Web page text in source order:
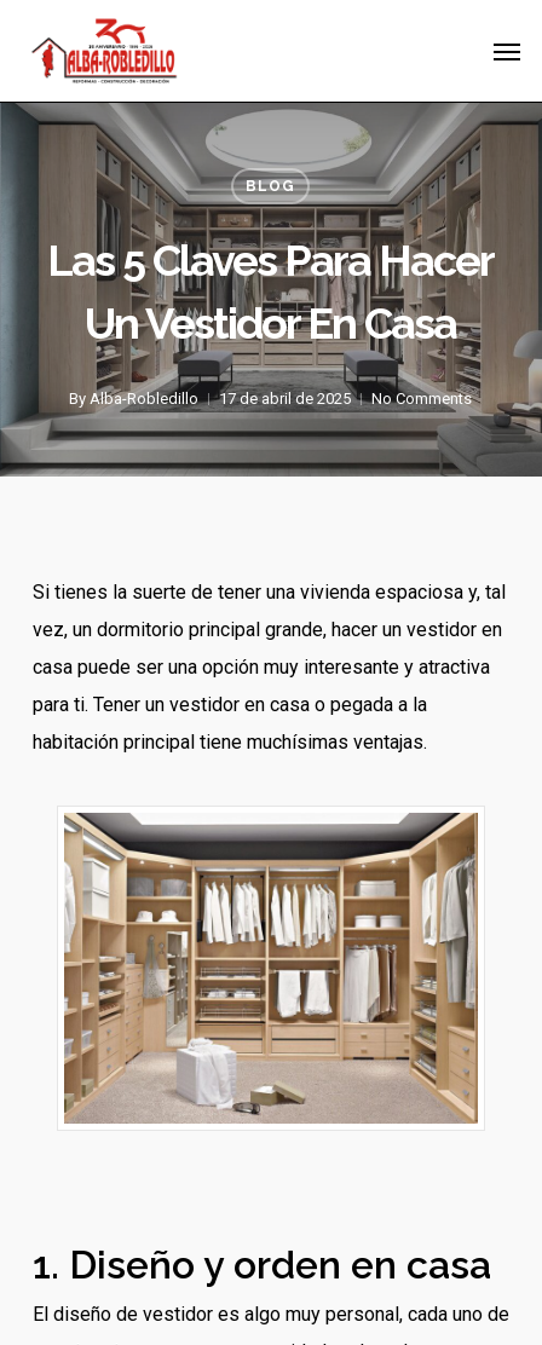
content
BLOG
Las 5 Claves Para Hacer
Un Vestidor En Casa
By Alba-Robledillo 17 de abril de 2025 No Comments
Si tienes la suerte de tener una vivienda espaciosa y, tal
vez, un dormitorio principal grande, hacer un vestidor en
casa puede ser una opción muy interesante y atractiva
para ti. Tener un vestidor en casa o pegada a la
habitación principal tiene muchísimas ventajas.
1. Diseño y orden en casa
El diseño de vestidor es algo muy personal, cada uno de